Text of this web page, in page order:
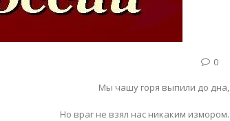
0
Мы чашу горя выпили до дна,
Но враг не взял нас никаким измором.